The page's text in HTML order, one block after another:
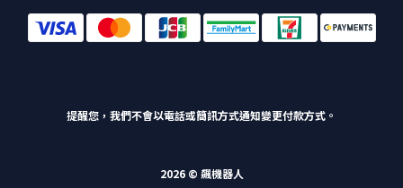
提醒您，我們不會以電話或簡訊方式通知變更付款方式。
2026 © 飆機器人